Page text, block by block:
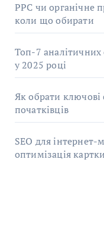
PPC чи органічне
коли що обирати
Топ-7 аналітичних
у 2025 році
Як обрати ключові
початківців
SEO для
оптимізація